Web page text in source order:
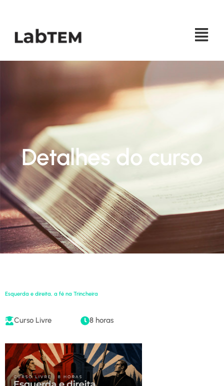
MENU
Detalhes do curso
Esquerda e direita, a fé na Trincheira
Curso Livre 8 horas